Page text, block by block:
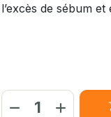
l’excès de sébum